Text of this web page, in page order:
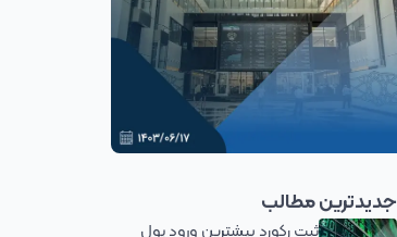
جدیدترین مطالب
ثبت رکورد بیشترین ورود پول